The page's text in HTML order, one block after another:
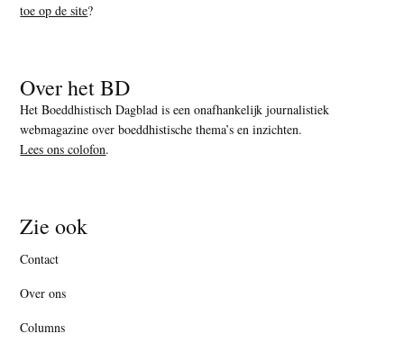
toe op de site?
Over het BD
Het Boeddhistisch Dagblad is een onafhankelijk journalistiek
webmagazine over boeddhistische thema’s en inzichten.
Lees ons colofon.
Zie ook
Contact
Over ons
Columns